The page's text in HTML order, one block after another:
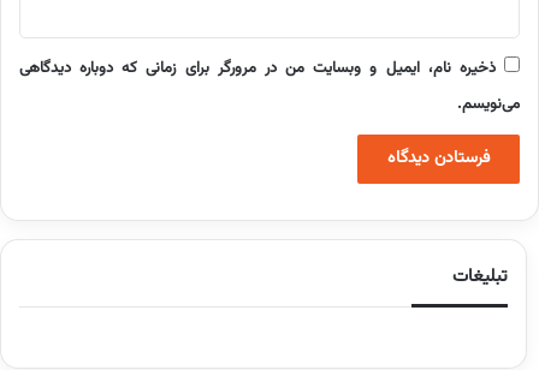
ذخیره نام، ایمیل و وبسایت من در مرورگر برای زمانی که دوباره دیدگاهی
می‌نویسم.
تبلیغات